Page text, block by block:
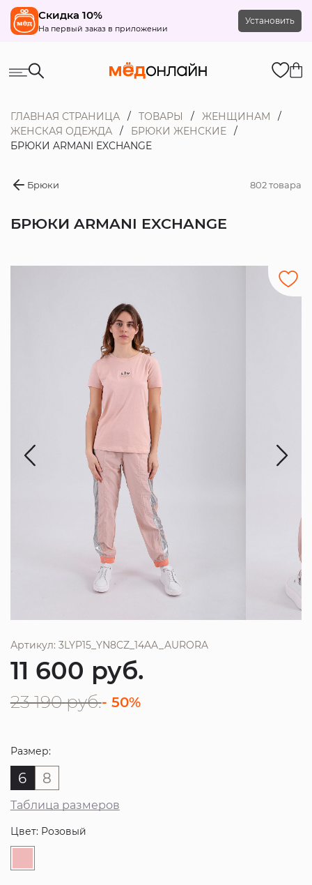
Скидка 10%
На первый заказ в приложении
Установить
ГЛАВНАЯ СТРАНИЦА ТОВАРЫ
ЖЕНЩИНАМ
ЖЕНСКАЯ ОДЕЖДА
БРЮКИ ЖЕНСКИЕ
БРЮКИ ARMANI EXCHANGE
Брюки 802 товара
БРЮКИ ARMANI EXCHANGE
Артикул: 3LYP15_YN8CZ_14AA_AURORA
11 600 руб.
23 190 руб.- 50%
Размер:
6 8
Таблица размеров
Цвет: Розовый